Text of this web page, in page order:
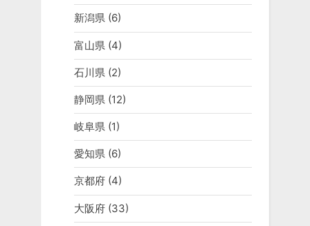
新潟県(6)
富山県 (4)
石川県 (2)
静岡県(12)
岐阜県(1)
愛知県(6)
京都府(4)
大阪府(33)